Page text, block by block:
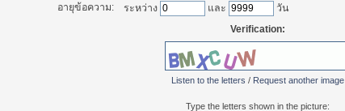
อายุข้อความ:
ระหว่าง และ
วัน
Verification:
Listen to the letters / Request another image
Type the letters shown in the picture: